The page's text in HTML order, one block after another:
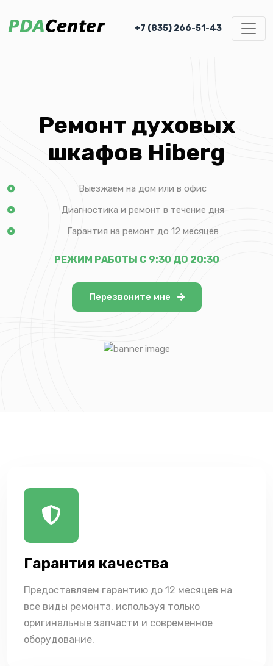
+7 (835) 266-51-43
Ремонт духовых
шкафов Hiberg
Выезжаем на дом или в офис
Диагностика и ремонт в течение дня
Гарантия на ремонт до 12 месяцев
РЕЖИМ РАБОТЫ С 9:30 ДО 20:30
Перезвоните мне
Гарантия качества
Предоставляем гарантию до 12 месяцев на
все виды ремонта, используя только
оригинальные запчасти и современное
оборудование.